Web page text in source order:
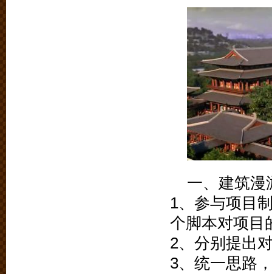
一、建筑漫
1、参与项目
个脚本对项目
2、分别提出
3、统一思路